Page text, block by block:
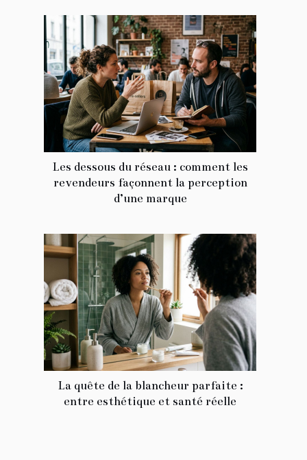
Les dessous du réseau : comment les
revendeurs façonnent la perception
d’une marque
La quête de la blancheur parfaite :
entre esthétique et santé réelle